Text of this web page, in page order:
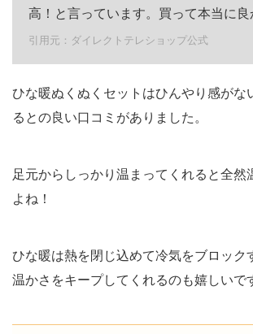
高！と言っています。買って本当に良
引用元：ダイレクトテレショップ公式
ひな暖ぬくぬくセットはひんやり感がな
るとの良い口コミがありました。
足元からしっかり温まってくれると全然
よね！
ひな暖は熱を閉じ込めて冷気をブロック
温かさをキープしてくれるのも嬉しいで